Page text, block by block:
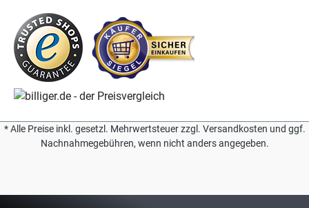
* Alle Preise inkl. gesetzl. Mehrwertsteuer zzgl. Versandkosten und ggf.
Nachnahmegebühren, wenn nicht anders angegeben.